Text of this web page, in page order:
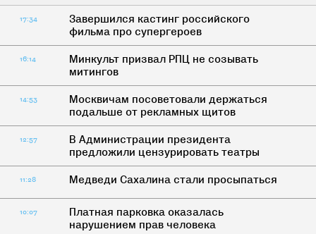
17:34
Завершился кастинг российского
фильма про супергероев
16:14
Минкульт призвал РПЦ не созывать
митингов
14:53
Москвичам посоветовали держаться
подальше от рекламных щитов
12:57
В Администрации президента
предложили цензурировать театры
11:28 Медведи Сахалина стали просыпаться
10:07
Платная парковка оказалась
нарушением прав человека